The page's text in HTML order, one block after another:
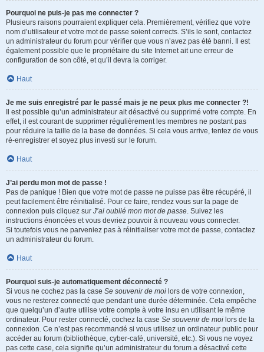
Pourquoi ne puis-je pas me connecter ?
Plusieurs raisons pourraient expliquer cela. Premièrement, vérifiez que votre
nom d’utilisateur et votre mot de passe soient corrects. S’ils le sont, contactez
un administrateur du forum pour vérifier que vous n’avez pas été banni. Il est
également possible que le propriétaire du site Internet ait une erreur de
configuration de son côté, et qu’il devra la corriger.
Haut
Je me suis enregistré par le passé mais je ne peux plus me connecter ?!
Il est possible qu’un administrateur ait désactivé ou supprimé votre compte. En
effet, il est courant de supprimer régulièrement les membres ne postant pas
pour réduire la taille de la base de données. Si cela vous arrive, tentez de vous
ré-enregistrer et soyez plus investi sur le forum.
Haut
J’ai perdu mon mot de passe !
Pas de panique ! Bien que votre mot de passe ne puisse pas être récupéré, il
peut facilement être réinitialisé. Pour ce faire, rendez vous sur la page de
connexion puis cliquez sur J’ai oublié mon mot de passe. Suivez les
instructions énoncées et vous devriez pouvoir à nouveau vous connecter.
Si toutefois vous ne parveniez pas à réinitialiser votre mot de passe, contactez
un administrateur du forum.
Haut
Pourquoi suis-je automatiquement déconnecté ?
Si vous ne cochez pas la case Se souvenir de moi lors de votre connexion,
vous ne resterez connecté que pendant une durée déterminée. Cela empêche
que quelqu’un d’autre utilise votre compte à votre insu en utilisant le même
ordinateur. Pour rester connecté, cochez la case Se souvenir de moi lors de la
connexion. Ce n’est pas recommandé si vous utilisez un ordinateur public pour
accéder au forum (bibliothèque, cyber-café, université, etc.). Si vous ne voyez
pas cette case, cela signifie qu’un administrateur du forum a désactivé cette